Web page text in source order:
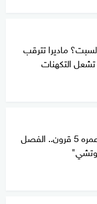
ماديرا تترقب
التكهنات
رجلان وكنيس عمره 5 قرون.. الفصل